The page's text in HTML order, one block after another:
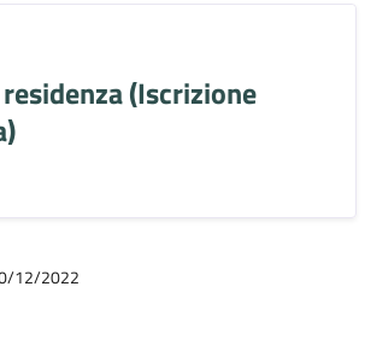
(Iscrizione
12/2022